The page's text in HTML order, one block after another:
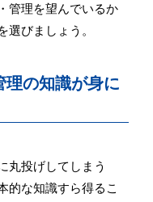
管理を望んでいるか
選びましょう。
理の知識が身に
丸投げしてしまう
的な知識すら得るこ